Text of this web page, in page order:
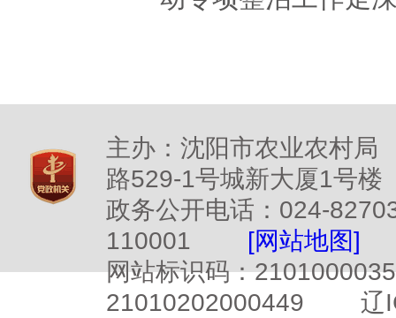
主办：沈阳市农业农村
路529-1号城新大厦1号楼
政务公开电话：024-
110001 [网站地图]
网站标识码：
21010202000449
辽